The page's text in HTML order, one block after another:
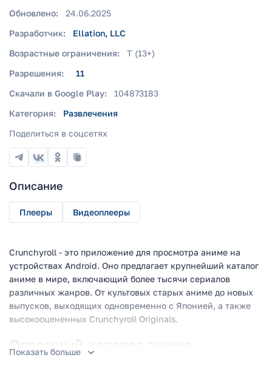
Обновлено:
24.06.2025
Разработчик:
Ellation, LLC
Возрастные ограничения:
T (13+)
Разрешения:
11
Скачали в Google Play:
104873183
Категория:
Развлечения
Поделиться в соцсетях
Описание
Плееры Видеоплееры
Crunchyroll - это приложение для просмотра аниме на
устройствах Android. Оно предлагает крупнейший каталог
аниме в мире, включающий более тысячи сериалов
различных жанров. От культовых старых аниме до новых
выпусков, выходящих одновременно с Японией, а также
высокооцененных Crunchyroll Originals.
Огромный каталог аниме
Показать больше